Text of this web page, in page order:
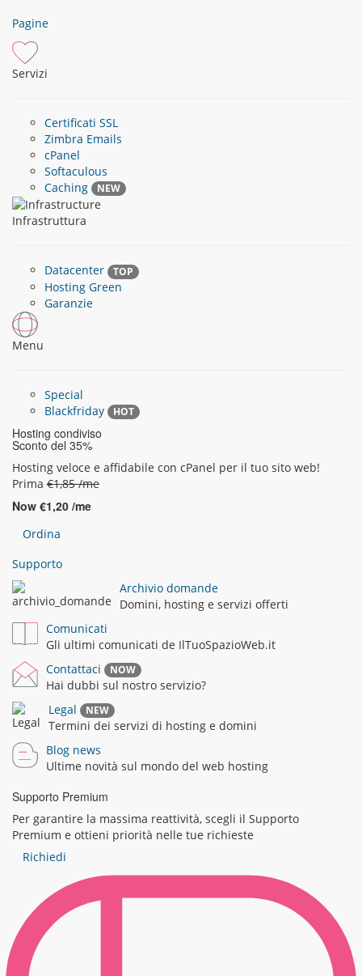
Pagine
Servizi
Certificati SSL
Zimbra Emails
cPanel
Softaculous
Caching
NEW
Infrastruttura
Datacenter TOP
Hosting Green
Garanzie
Menu
Special
Blackfriday
HOT
Hosting condiviso
Sconto del 35%
Hosting veloce e affidabile con cPanel per il tuo sito web!
Prima €1,85 /me
Now €1,20 /me
Ordina
Supporto
Archivio domande
Domini, hosting e servizi offerti
Comunicati
Gli ultimi comunicati de IlTuoSpazioWeb.it
Contattaci
NOW
Hai dubbi sul nostro servizio?
Legal
NEW
Termini dei servizi di hosting e domini
Blog news
Ultime novità sul mondo del web hosting
Supporto Premium
Per garantire la massima reattività, scegli il Supporto
Premium e ottieni priorità nelle tue richieste
Richiedi